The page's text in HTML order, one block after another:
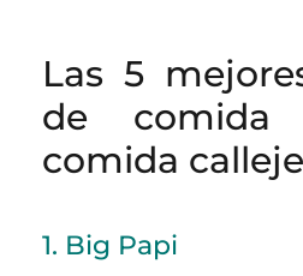
Las 5
de comida
comida
1. Big Papi